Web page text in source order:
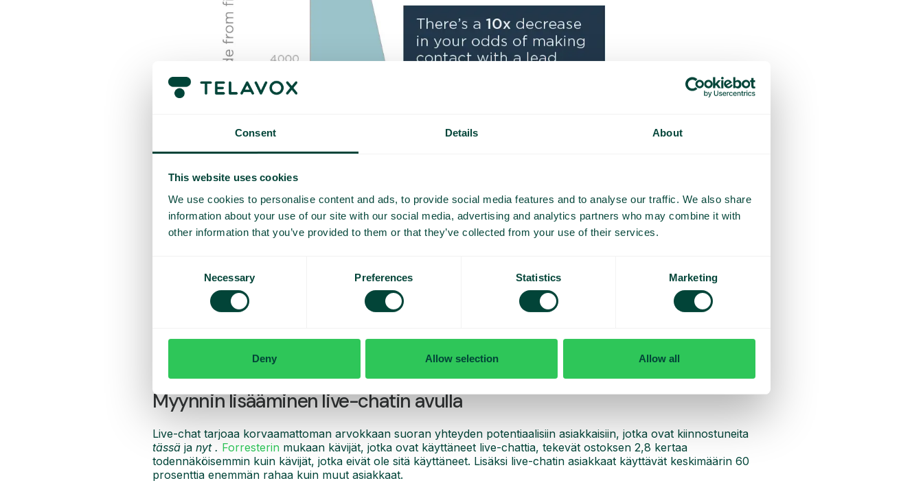
Consent Details About
This website uses cookies
We use cookies to personalise content and ads, to provide social media features and to analyse our traffic. We also share
information about your use of our site with our social media, advertising and analytics partners who may combine it with
other information that you’ve provided to them or that they’ve collected from your use of their services.
Necessary Preferences Statistics Marketing
Deny Allow selection Allow all
Tutkimukset osoittavat, että kun joku ilmaisee kiinnostuksensa tuotteeseesi verkossa, sinulla on viisi minuuttia
Jos vastauksesi kestää yli viisi minuuttia, mahdollisuutesi päästä läpi heikkenevät huomattavasti. Ja mitä tarkoittaa, jos
kävijä poistuu sivustoltasi liian nopeasti? Se tarkoittaa, että kaikki resurssit, jotka olet käyttänyt kävijän saamiseksi
Myynnin lisääminen live-chatin avulla
Live-chat tarjoaa korvaamattoman arvokkaan suoran yhteyden potentiaalisiin asiakkaisiin, jotka ovat kiinnostuneita
tässä ja nyt . Forresterin mukaan kävijät, jotka ovat käyttäneet live-chattia, tekevät ostoksen 2,8 kertaa
todennäköisemmin kuin kävijät, jotka eivät ole sitä käyttäneet. Lisäksi live-chatin asiakkaat käyttävät keskimäärin 60
prosenttia enemmän rahaa kuin muut asiakkaat.